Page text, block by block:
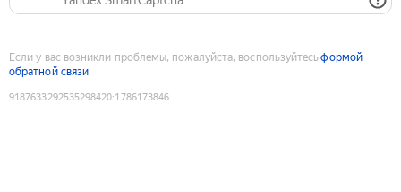
Если у вас возникли проблемы, пожалуйста, воспользуйтесьформой
обратной связи
9187633292535298420:1786173846